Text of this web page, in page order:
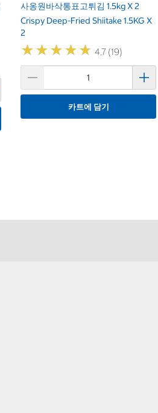
사옹원바삭통표고튀김 1.5kg X 2
Crispy Deep-Fried Shiitake 1.5KG X
2
★★★★★
★★★★★ 4.7 (19)
카트에 담기